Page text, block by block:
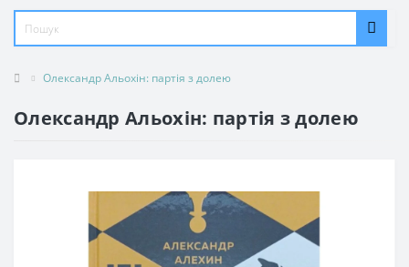
Олександр Альохін: партія з долею
Олександр Альохін: партія з долею